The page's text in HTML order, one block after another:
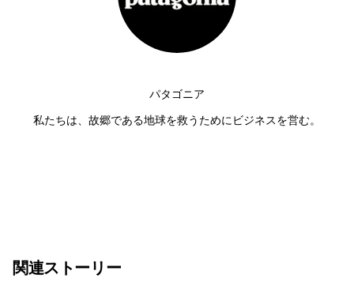
パタゴニア
私たちは、故郷である地球を救うためにビジネスを営む。
関連ストーリー